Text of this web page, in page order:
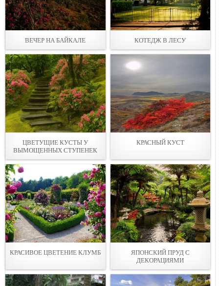
ВЕЧЕР НА БАЙКАЛЕ КОТЕДЖ В ЛЕСУ
ЦВЕТУЩИЕ КУСТЫ У
ВЫМОЩЕННЫХ СТУПЕНЕК
КРАСНЫЙ КУСТ
КРАСИВОЕ ЦВЕТЕНИЕ КЛУМБ
ЯПОНСКИЙ ПРУД С
ДЕКОРАЦИЯМИ